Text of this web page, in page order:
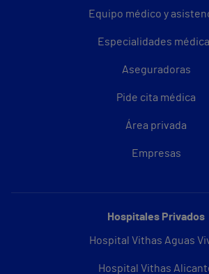
Equipo médico y
Especialidades
Aseguradoras
Pide cita médica
Área privada
Empresas
Hospitales Privados
Hospital Vithas Aguas
Hospital Vithas